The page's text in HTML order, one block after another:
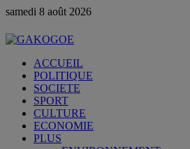
samedi 8 août 2026
ACCUEIL
POLITIQUE
SOCIETE
SPORT
CULTURE
ECONOMIE
PLUS